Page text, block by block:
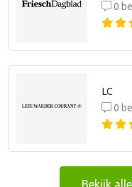
0
LC
0
Bekijk